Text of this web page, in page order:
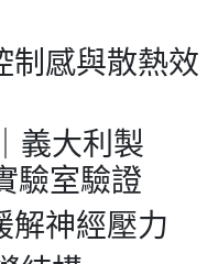
制感與散熱效
義大利製
驗室驗證
解神經壓力